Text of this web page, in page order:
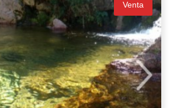
Venta